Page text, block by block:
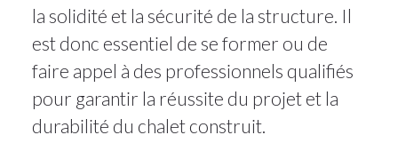
la solidité et la sécurité de la structure. Il
est donc essentiel de se former ou de
faire appel à des professionnels qualifiés
pour garantir la réussite du projet et la
durabilité du chalet construit.